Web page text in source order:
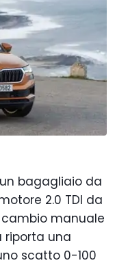
bagagliaio da
2.0 TDI da
manuale
riporta una
scatto 0-100